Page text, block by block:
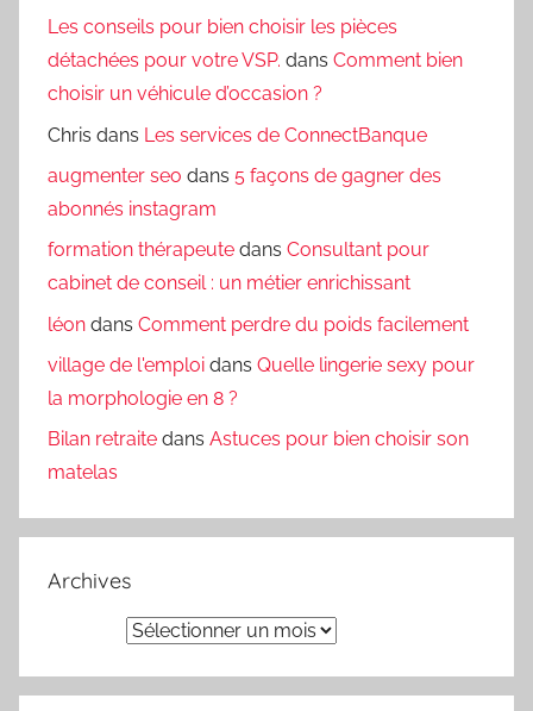
Les conseils pour bien choisir les pièces
détachées pour votre VSP. dans Comment bien
choisir un véhicule d’occasion ?
Chris dans Les services de ConnectBanque
augmenter seo dans 5 façons de gagner des
abonnés instagram
formation thérapeute dans Consultant pour
cabinet de conseil : un métier enrichissant
léon dans Comment perdre du poids facilement
village de l'emploi dans Quelle lingerie sexy pour
la morphologie en 8 ?
Bilan retraite dans Astuces pour bien choisir son
matelas
Archives